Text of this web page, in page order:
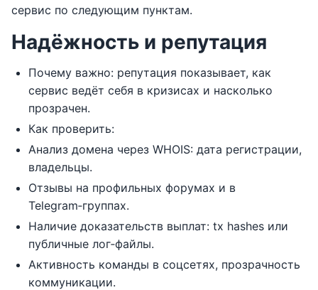
сервис по следующим пунктам.
Надёжность и репутация
Почему важно: репутация показывает, как
сервис ведёт себя в кризисах и насколько
прозрачен.
Как проверить:
Анализ домена через WHOIS: дата регистрации,
владельцы.
Отзывы на профильных форумах и в
Telegram‑группах.
Наличие доказательств выплат: tx hashes или
публичные лог‑файлы.
Активность команды в соцсетях, прозрачность
коммуникации.